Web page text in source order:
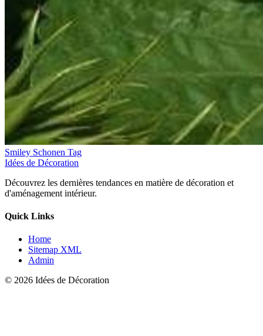
Smiley Schonen Tag
Idées de Décoration
Découvrez les dernières tendances en matière de décoration et
d'aménagement intérieur.
Quick Links
Home
Sitemap XML
Admin
© 2026 Idées de Décoration